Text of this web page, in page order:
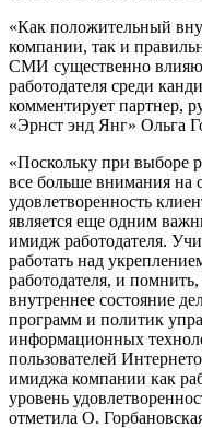
«Как положительный
компании, так и
СМИ существенно
работодателя среди
комментирует партнер,
«Эрнст энд Янг» Ольга
«Поскольку при выборе
все больше внимания на
удовлетворенность
является еще одним
имидж работодателя.
работать над
работодателя, и
внутреннее состояние
программ и политик
информационных
пользователей
имиджа компании как
уровень
отметила О.